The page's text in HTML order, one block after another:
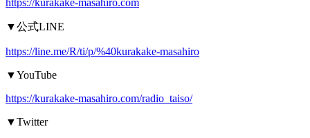
▼公式LINE
https://line.me/R/ti/p/%40kurakake-masahiro
▼YouTube
https://kurakake-masahiro.com/radio_taiso/
▼Twitter